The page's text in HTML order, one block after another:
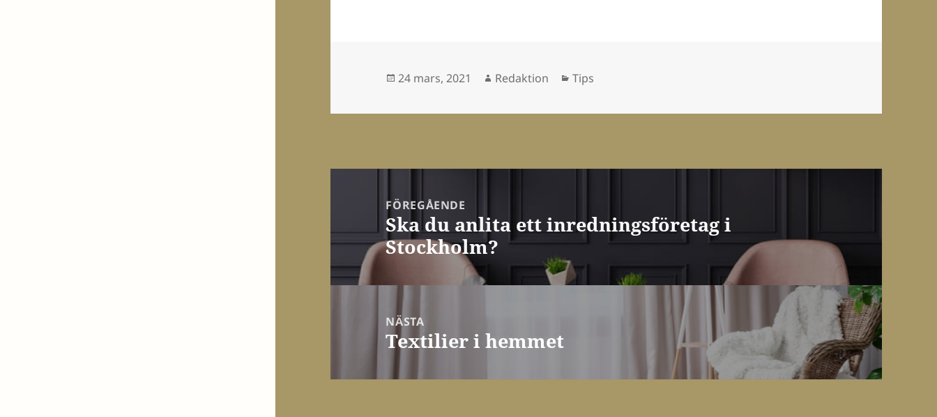
Postat
24 mars, 2021 Författare
Redaktion Kategorier
Tips
FÖREGÅENDE
Föregående
inlägg:
Ska du anlita ett inredningsföretag i
Stockholm?
NÄSTA
Nästa
Textilier i hemmet